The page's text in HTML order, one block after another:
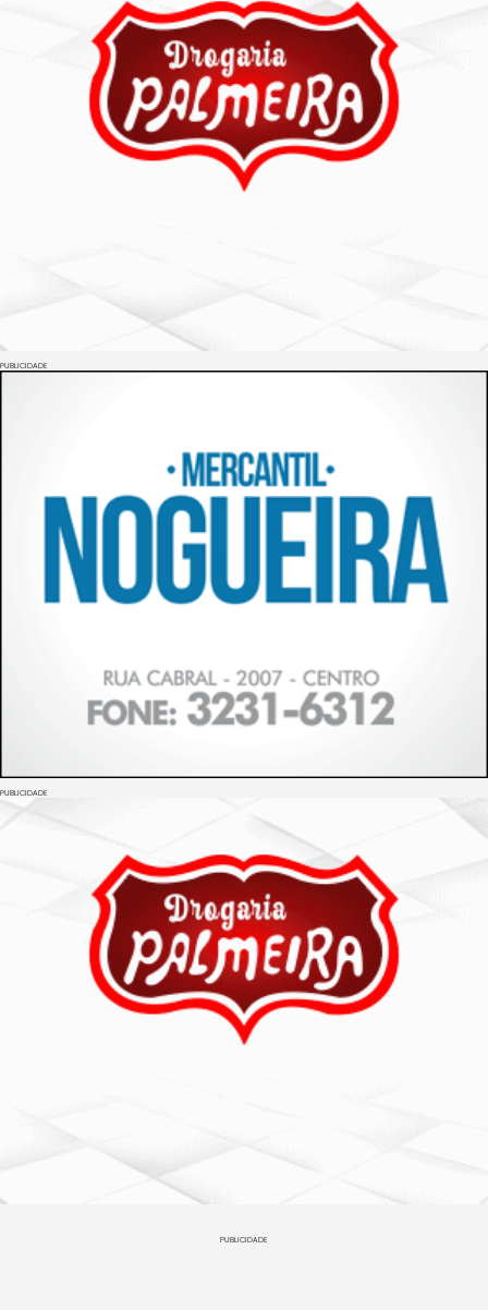
PUBLICIDADE
PUBLICIDADE
PUBLICIDADE